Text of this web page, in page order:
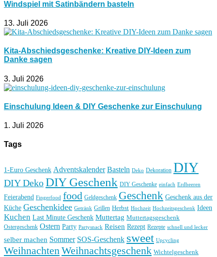
Windspiel mit Satinbändern basteln
13. Juli 2026
Kita-Abschiedsgeschenke: Kreative DIY-Ideen zum
Danke sagen
3. Juli 2026
Einschulung Ideen & DIY Geschenke zur Einschulung
1. Juli 2026
Tags
1-Euro Geschenk Adventskalender Basteln Deko Dekoration DIY
DIY DekoDIY Geschenk DIY Geschenke einfach Erdbeeren
Feierabend Fingerfood food Geldgeschenk Geschenk Geschenk aus der
Küche Geschenkidee Getränk Grillen Herbst Hochzeit Hochzeitsgeschenk Ideen
Kuchen Last Minute Geschenk Muttertag Muttertagsgeschenk
Ostergeschenk Ostern Party Partysnack Reisen Rezept Rezepte schnell und lecker
selber machen Sommer SOS-Geschenk sweet Upcycling
Weihnachten Weihnachtsgeschenk Wichtelgeschenk